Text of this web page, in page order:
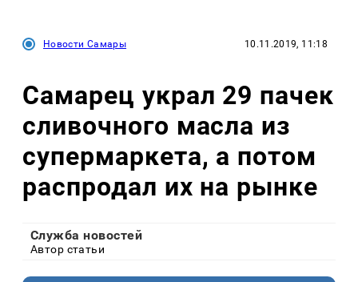
Новости Самары 10.11.2019, 11:18
Самарец украл 29 пачек
сливочного масла из
супермаркета, а потом
распродал их на рынке
Служба новостей
Автор статьи